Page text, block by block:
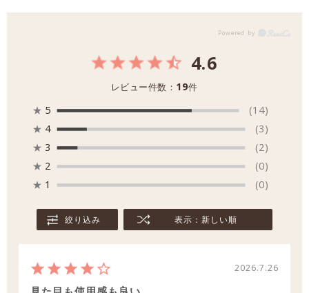
4.6
レビュー件数： 19件
★ 5
(14)
★ 4
(3)
★ 3
(2)
★ 2
(0)
★ 1 (0)
絞り込み 表示：新しい順
2026.7.26